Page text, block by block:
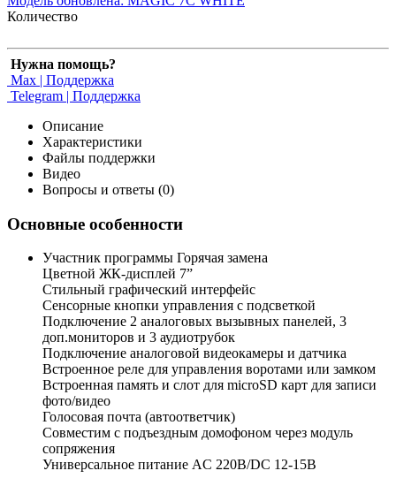
Количество
Нужна помощь?
Max | Поддержка
Telegram | Поддержка
Описание
Характеристики
Файлы поддержки
Видео
Вопросы и ответы (0)
Основные особенности
Участник программы Горячая замена
Цветной ЖК-дисплей 7”
Стильный графический интерфейс
Сенсорные кнопки управления c подсветкой
Подключение 2 аналоговых вызывных панелей, 3
доп.мониторов и 3 аудиотрубок
Подключение аналоговой видеокамеры и датчика
Встроенное реле для управления воротами или замком
Встроенная память и слот для microSD карт для записи
фото/видео
Голосовая почта (автоответчик)
Совместим с подъездным домофоном через модуль
сопряжения
Универсальное питание AC 220В/DC 12-15В